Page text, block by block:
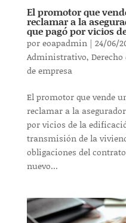
El promotor que
reclamar a la
que pagó por vicios
poreoapadmin| 24/06/
Administrativo,
de empresa
El promotor que vende
reclamar a la
por vicios de la
transmisión de la
obligaciones del
nuevo...